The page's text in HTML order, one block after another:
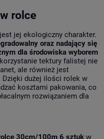
rolce
jej ekologiczny charakter.
oraz nadający się
dla środowiska wyborem
tektury falistej nie
ale również jest
Dzięki dużej ilości rolek w
kosztami pakowania, co
rozwiązaniem dla
30cm/100m 6 sztuk w